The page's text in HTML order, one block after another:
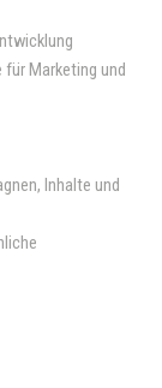
für Marketing und
Inhalte und